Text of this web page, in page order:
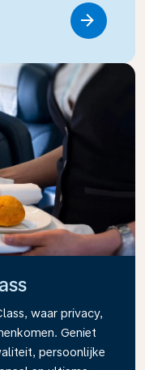
waar privacy,
Geniet
persoonlijke